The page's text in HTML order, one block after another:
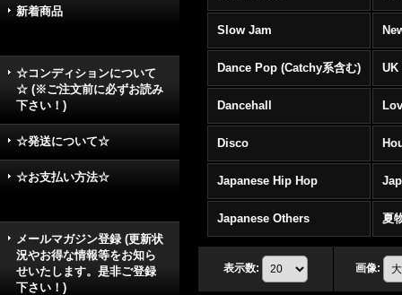
新着商品
☆コンディションについて
☆ (※ご注文前に必ずお読み
下さい！)
☆発送について☆
☆お支払い方法☆
メールマガジン登録 (更新状
況やお得な情報等をお知ら
せいたします。是非ご登録
下さい！)
Slow Jam
Dance Pop (Catchy系含む) UK
Dancehall
Disco
Japanese Hip Hop
Japanese Others 夏
表示数: 画像: